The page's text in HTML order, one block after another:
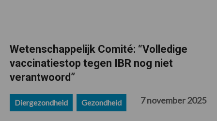
Wetenschappelijk Comité: “Volledige
vaccinatiestop tegen IBR nog niet
verantwoord”
Diergezondheid Gezondheid 7 november 2025